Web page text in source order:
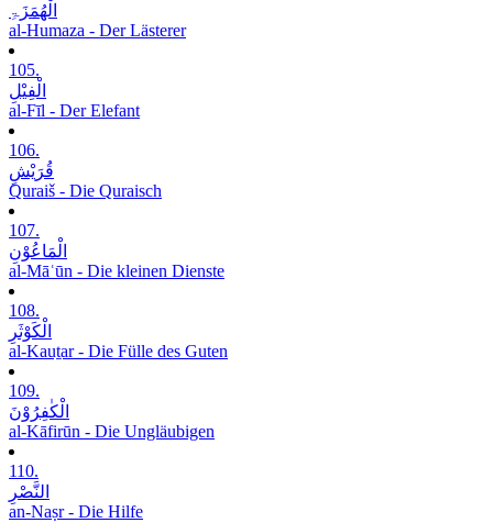
الْھُمَزَۃِ
al-Humaza - Der Lästerer
105.
الْفِیْلِ
al-Fīl - Der Elefant
106.
قُرَیْشٍ
Quraiš - Die Quraisch
107.
الْمَاعُوْنِ
al-Māʿūn - Die kleinen Dienste
108.
الْکَوْثَرِ
al-Kauṯar - Die Fülle des Guten
109.
الْکٰفِرُوْنَ
al-Kāfirūn - Die Ungläubigen
110.
النَّصْرِ
an-Naṣr - Die Hilfe